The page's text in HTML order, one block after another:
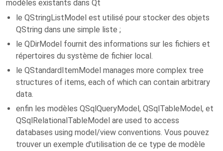
modèles existants dans Qt
le QStringListModel est utilisé pour stocker des objets
QString dans une simple liste ;
le QDirModel fournit des informations sur les fichiers et
répertoires du système de fichier local.
le QStandardItemModel manages more complex tree
structures of items, each of which can contain arbitrary
data.
enfin les modèles QSqlQueryModel, QSqlTableModel, et
QSqlRelationalTableModel are used to access
databases using model/view conventions. Vous pouvez
trouver un exemple d'utilisation de ce type de modèle